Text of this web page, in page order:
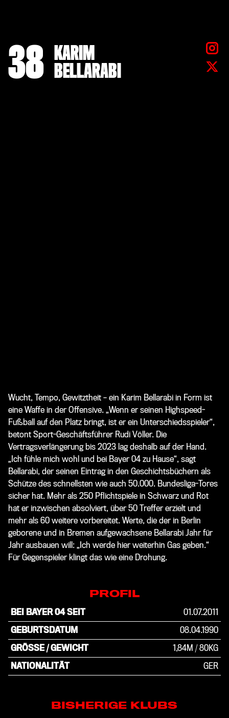
38
KARIM
BELLARABI
Wucht, Tempo, Gewitztheit – ein Karim Bellarabi in Form ist
eine Waffe in der Offensive. „Wenn er seinen Highspeed-
Fußball auf den Platz bringt, ist er ein Unterschiedsspieler“,
betont Sport-Geschäftsführer Rudi Völler. Die
Vertragsverlängerung bis 2023 lag deshalb auf der Hand.
„Ich fühle mich wohl und bei Bayer 04 zu Hause“, sagt
Bellarabi, der seinen Eintrag in den Geschichtsbüchern als
Schütze des schnellsten wie auch 50.000. Bundesliga-Tores
sicher hat. Mehr als 250 Pflichtspiele in Schwarz und Rot
hat er inzwischen absolviert, über 50 Treffer erzielt und
mehr als 60 weitere vorbereitet. Werte, die der in Berlin
geborene und in Bremen aufgewachsene Bellarabi Jahr für
Jahr ausbauen will: „Ich werde hier weiterhin Gas geben.“
Für Gegenspieler klingt das wie eine Drohung.
PROFIL
BEI BAYER 04 SEIT
01.07.2011
GEBURTSDATUM
08.04.1990
GRÖSSE / GEWICHT
1,84M /80KG
NATIONALITÄT
GER
BISHERIGE KLUBS